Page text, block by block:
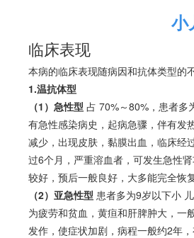
小
临床表现
本病的临床表现随病因和抗体类型的
1.温抗体型
（1）急性型 占 70%～80%，患者多
有急性感染病史，起病急骤，伴有发
减少，出现皮肤，黏膜出血，临床经
过6个月，严重溶血者，可发生急性
较好，预后一般良好，大多能完全恢
（2）亚急性型 患者多为9岁以下小
为疲劳和贫血 ，黄疸和肝脾肿大，
发作，使症状加剧，病程一般约2年